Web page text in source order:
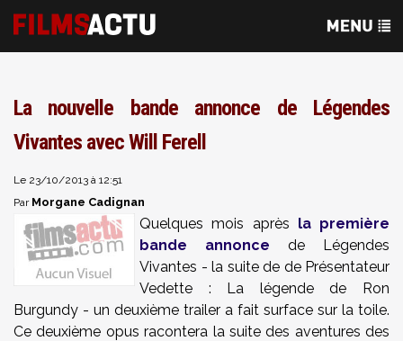
La nouvelle bande annonce de Légendes
Vivantes avec Will Ferell
Le 23/10/2013 à 12:51
Par Morgane Cadignan
Quelques mois après la première
bande annonce de Légendes
Vivantes - la suite de de Présentateur
Vedette : La légende de Ron
Burgundy - un deuxième trailer a fait surface sur la toile.
Ce deuxième opus racontera la suite des aventures des